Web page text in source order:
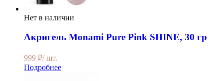
Нет в наличии
Акригель Monami Pure Pink SHINE, 30 гр
999 ₽/ шт.
Подробнее